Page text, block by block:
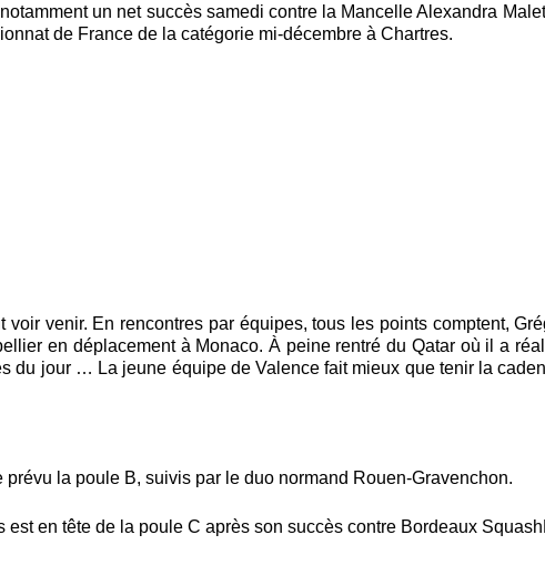
un net succès samedi contre la Mancelle Alexandra
de France de la catégorie mi-décembre à Chartres.
venir. En rencontres par équipes, tous les points comptent,
en déplacement à Monaco. À peine rentré du Qatar où il a
du jour … La jeune équipe de Valence fait mieux que tenir la
la poule B, suivis par le duo normand Rouen-Gravenchon.
en tête de la poule C après son succès contre Bordeaux